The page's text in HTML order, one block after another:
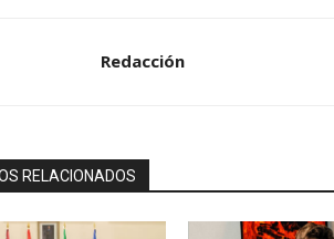
Redacción
RELACIONADOS